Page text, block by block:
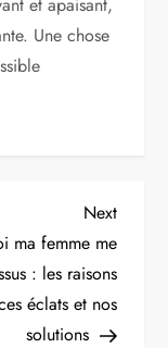
Une chose
Next
Post
Next
ma femme me
: les raisons
éclats et nos
solutions